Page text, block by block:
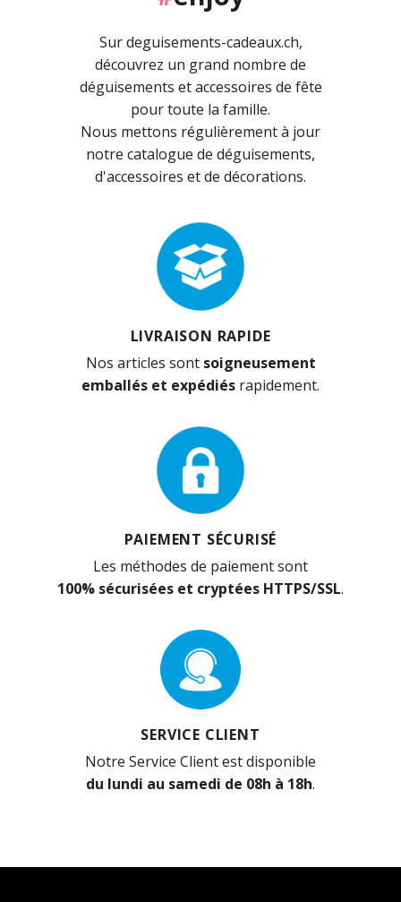
Sur deguisements-cadeaux.ch,
découvrez un grand nombre de
déguisements et accessoires de fête
pour toute la famille.
Nous mettons régulièrement à jour
notre catalogue de déguisements,
d'accessoires et de décorations.
LIVRAISON RAPIDE
Nos articles sont soigneusement
emballés et expédiés rapidement.
PAIEMENT SÉCURISÉ
Les méthodes de paiement sont
100% sécurisées et cryptées HTTPS/SSL.
SERVICE CLIENT
Notre Service Client est disponible
du lundi au samedi de 08h à 18h.